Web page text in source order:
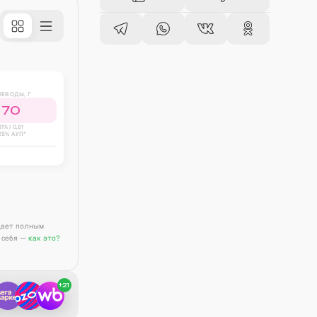
Г
70
% | 0,81
АУП*
полным
себя — как это?
+21